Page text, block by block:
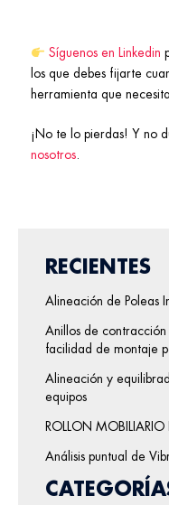
Síguenos en Linkedin
los que debes fijarte
herramienta que
¡No te lo pierdas! Y no
nosotros
RECIENTES
Alineación de Poleas
Anillos de
facilidad de montaje
Alineación y
equipos
ROLLON MOBILIARIO
Análisis puntual de